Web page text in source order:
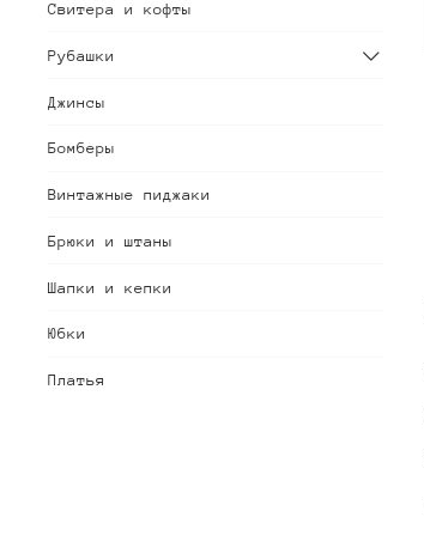
Свитера и кофты
Рубашки
Джинсы
Бомберы
Винтажные пиджаки
Брюки и штаны
Шапки и кепки
Юбки
Платья